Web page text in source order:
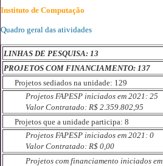
Instituto de Computação
Quadro geral das atividades
LINHAS DE PESQUISA: 13
PROJETOS COM FINANCIAMENTO: 137
Projetos sediados na unidade: 129
Projetos FAPESP iniciados em 2021: 25
Valor Contratado: R$ 2.359.802,95
Projetos que a unidade participa: 8
Projetos FAPESP iniciados em 2021: 0
Valor Contratado: R$ 0,00
Projetos com financiamento iniciados em